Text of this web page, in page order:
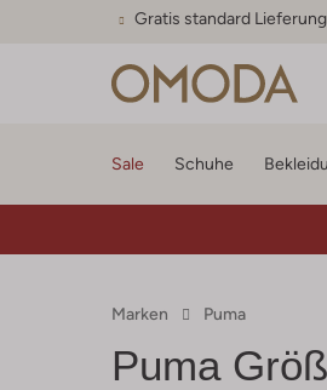
Gratis standard
Sale Schuhe
Marken Puma
Puma